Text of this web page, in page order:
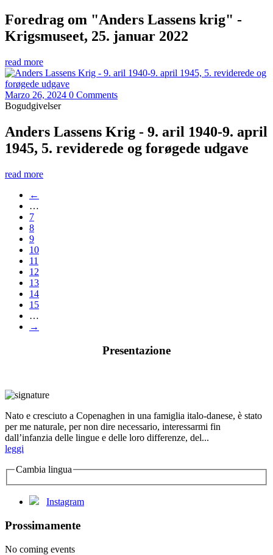
Foredrag om "Anders Lassens krig" -
Krigsmuseet, 25. januar 2022
read more
Marzo 26, 2024 0 Comments
Bogudgivelser
Anders Lassens Krig - 9. aril 1940-9. april
1945, 5. reviderede og forøgede udgave
read more
←
…
7
8
9
10
11
12
13
14
15
…
→
Presentazione
Nato e cresciuto a Copenaghen in una famiglia italo-danese, è stato
per me naturale, per non dire necessario, interessarmi fin
dall’infanzia delle lingue e delle loro differenze, del...
leggi
Cambia lingua
Instagram
Prossimamente
No coming events